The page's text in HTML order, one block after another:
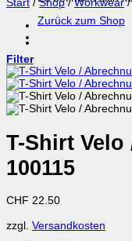
Zurück zum Shop
Start / Shop / Workwear /
Filter
T-Shirt
100115
CHF 22.50
zzgl. Versandkosten